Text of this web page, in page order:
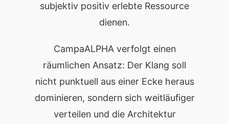
subjektiv positiv erlebte Ressource
dienen.
CampaALPHA verfolgt einen
räumlichen Ansatz: Der Klang soll
nicht punktuell aus einer Ecke heraus
dominieren, sondern sich weitläufiger
verteilen und die Architektur